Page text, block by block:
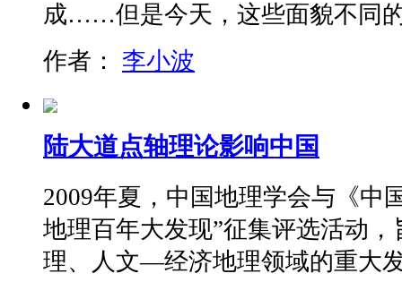
成……但是今天，这些面貌不同
作者： 李小波
陆大道点轴理论影响中国
2009年夏，中国地理学会与《中
地理百年大发现”征集评选活动
理、人文—经济地理领域的重